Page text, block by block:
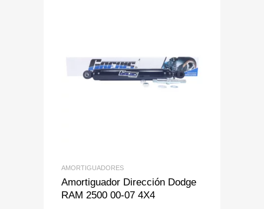
Add to Wishlist
Add to Compare
AMORTIGUADORES
Amortiguador Dirección Dodge
RAM 2500 00-07 4X4